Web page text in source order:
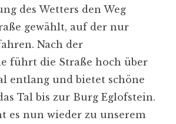
des Wetters den Weg
gewählt, auf der nur
Nach der
führt die Straße hoch über
entlang und bietet schöne
Tal bis zur Burg Eglofstein.
es nun wieder zu unserem